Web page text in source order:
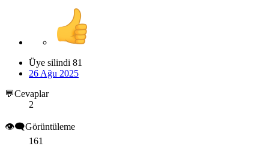
Üye silindi 81
26 Ağu 2025
💬Cevaplar
2
👁️‍🗨️Görüntüleme
161